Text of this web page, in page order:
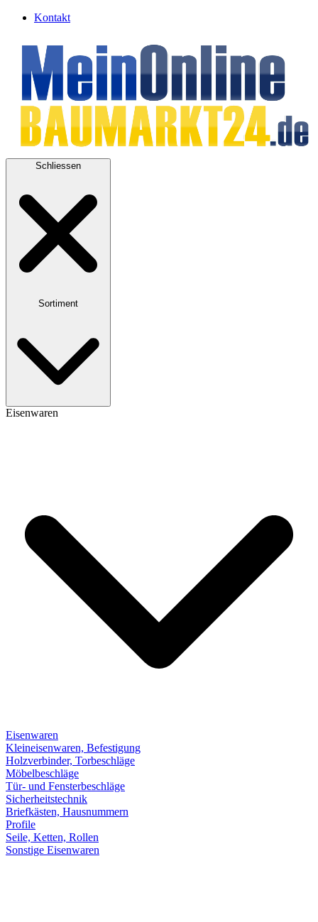
Kontakt
Schliessen
Sortiment
Eisenwaren
Eisenwaren
Kleineisenwaren, Befestigung
Holzverbinder, Torbeschläge
Möbelbeschläge
Tür- und Fensterbeschläge
Sicherheitstechnik
Briefkästen, Hausnummern
Profile
Seile, Ketten, Rollen
Sonstige Eisenwaren